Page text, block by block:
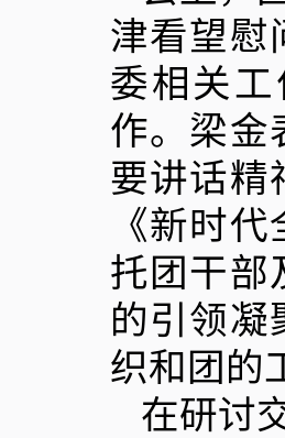
津看望慰
委相关
作。梁金
要讲话精
《新时
托团干部
的引领凝
织和团的
在研讨